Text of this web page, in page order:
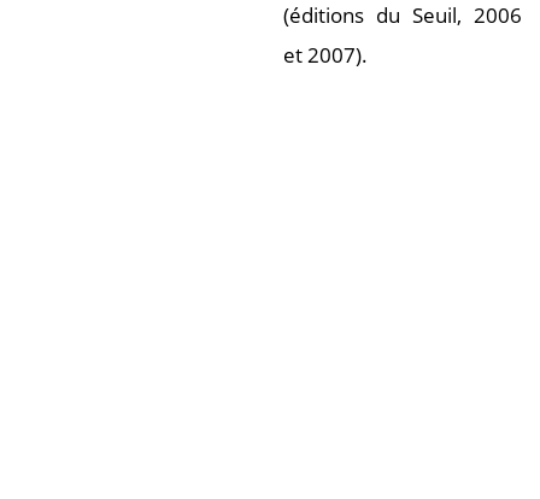
(éditions du Seuil, 2006
et 2007).